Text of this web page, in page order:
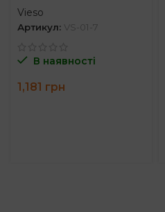
Vieso
Артикул: VS-01-7
В наявності
1,181 грн